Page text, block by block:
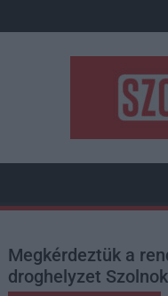
to
Megkérdeztük a
droghelyzet